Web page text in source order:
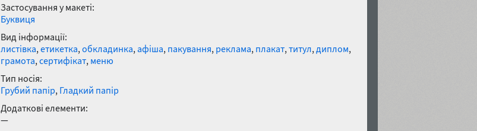
Застосування у макеті:
Буквиця
Вид інформації:
листівка,етикетка,обкладинка,афіша, пакування, реклама, плакат,титул,диплом,
грамота,сертифікат, меню
Тип носія:
Грубий папір, Гладкий папір
Додаткові елементи:
—